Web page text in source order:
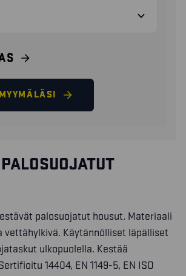
palosuojatut housut. Materiaali
vettähylkivä. Käytännölliset läpälliset
ulkopuolella. Kestää
14404, EN 1149-5, EN ISO